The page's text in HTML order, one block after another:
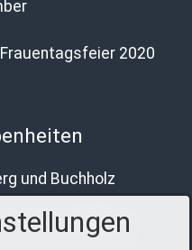
2020
und Buchholz
19. Kartoffelfest